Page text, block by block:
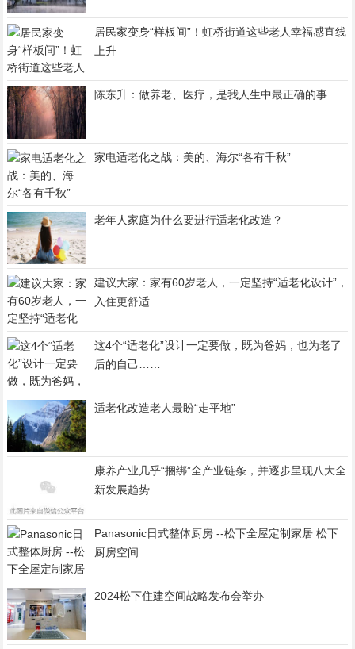
居民家变身“样板间”！虹桥街道这些老人幸福感直线
上升
陈东升：做养老、医疗，是我人生中最正确的事
家电适老化之战：美的、海尔“各有千秋”
老年人家庭为什么要进行适老化改造？
建议大家：家有60岁老人，一定坚持“适老化设计”，
入住更舒适
这4个“适老化”设计一定要做，既为爸妈，也为老了
后的自己……
适老化改造老人最盼“走平地”
康养产业几乎“捆绑”全产业链条，并逐步呈现八大全
新发展趋势
Panasonic日式整体厨房 --松下全屋定制家居 松下
厨房空间
2024松下住建空间战略发布会举办